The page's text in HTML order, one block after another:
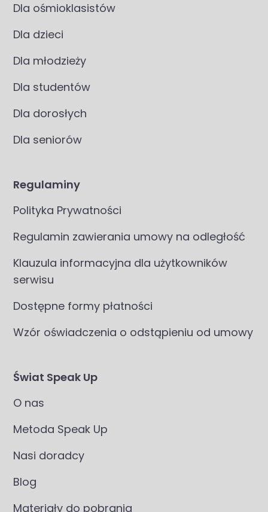
Dla ośmioklasistów
Dla dzieci
Dla młodzieży
Dla studentów
Dla dorosłych
Dla seniorów
Regulaminy
Polityka Prywatności
Regulamin zawierania umowy na odległość
Klauzula informacyjna dla użytkowników
serwisu
Dostępne formy płatności
Wzór oświadczenia o odstąpieniu od umowy
Świat Speak Up
O nas
Metoda Speak Up
Nasi doradcy
Blog
Materiały do pobrania